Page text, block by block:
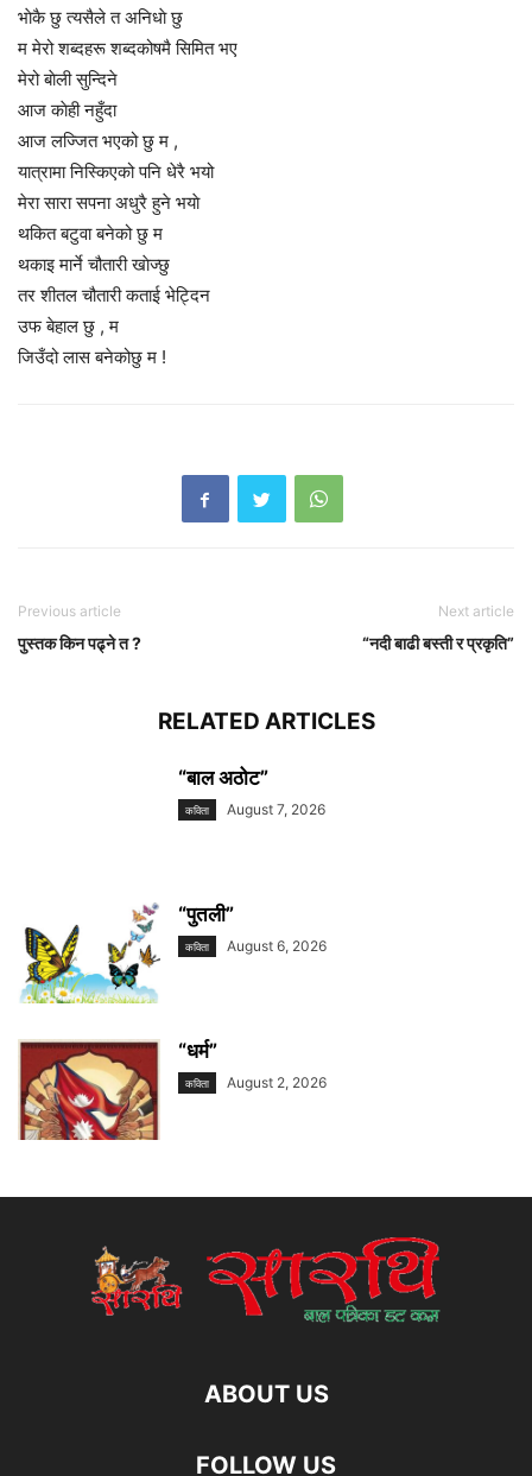
भाेकै छु त्यसैले त अनिधाे छु
म मेरो शब्दहरू शब्दकोषमै सिमित भए
मेरो बाेली सुन्दिने
आज काेही नहुँदा
आज लज्जित भएको छु म ,
यात्रामा निस्किएको पनि धेरै भयो
मेरा सारा सपना अधुरै हुने भयाे
थकित बटुवा बनेको छु म
थकाइ मार्ने चौतारी खाेज्छु
तर शीतल चौतारी कताई भेट्दिन
उफ बेहाल छु , म
जिउँदो लास बनेकोछु म !
Previous article
पुस्तक किन पढ्ने त ?
Next article
“नदी बाढी बस्ती र प्रकृति”
RELATED ARTICLES
“बाल अठोट”
कविता August 7, 2026
“पुतली”
कविता August 6, 2026
“धर्म”
कविता August 2, 2026
ABOUT US
FOLLOW US